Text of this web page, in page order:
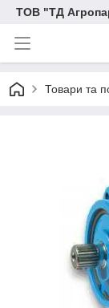
ТОВ "ТД
Товари та